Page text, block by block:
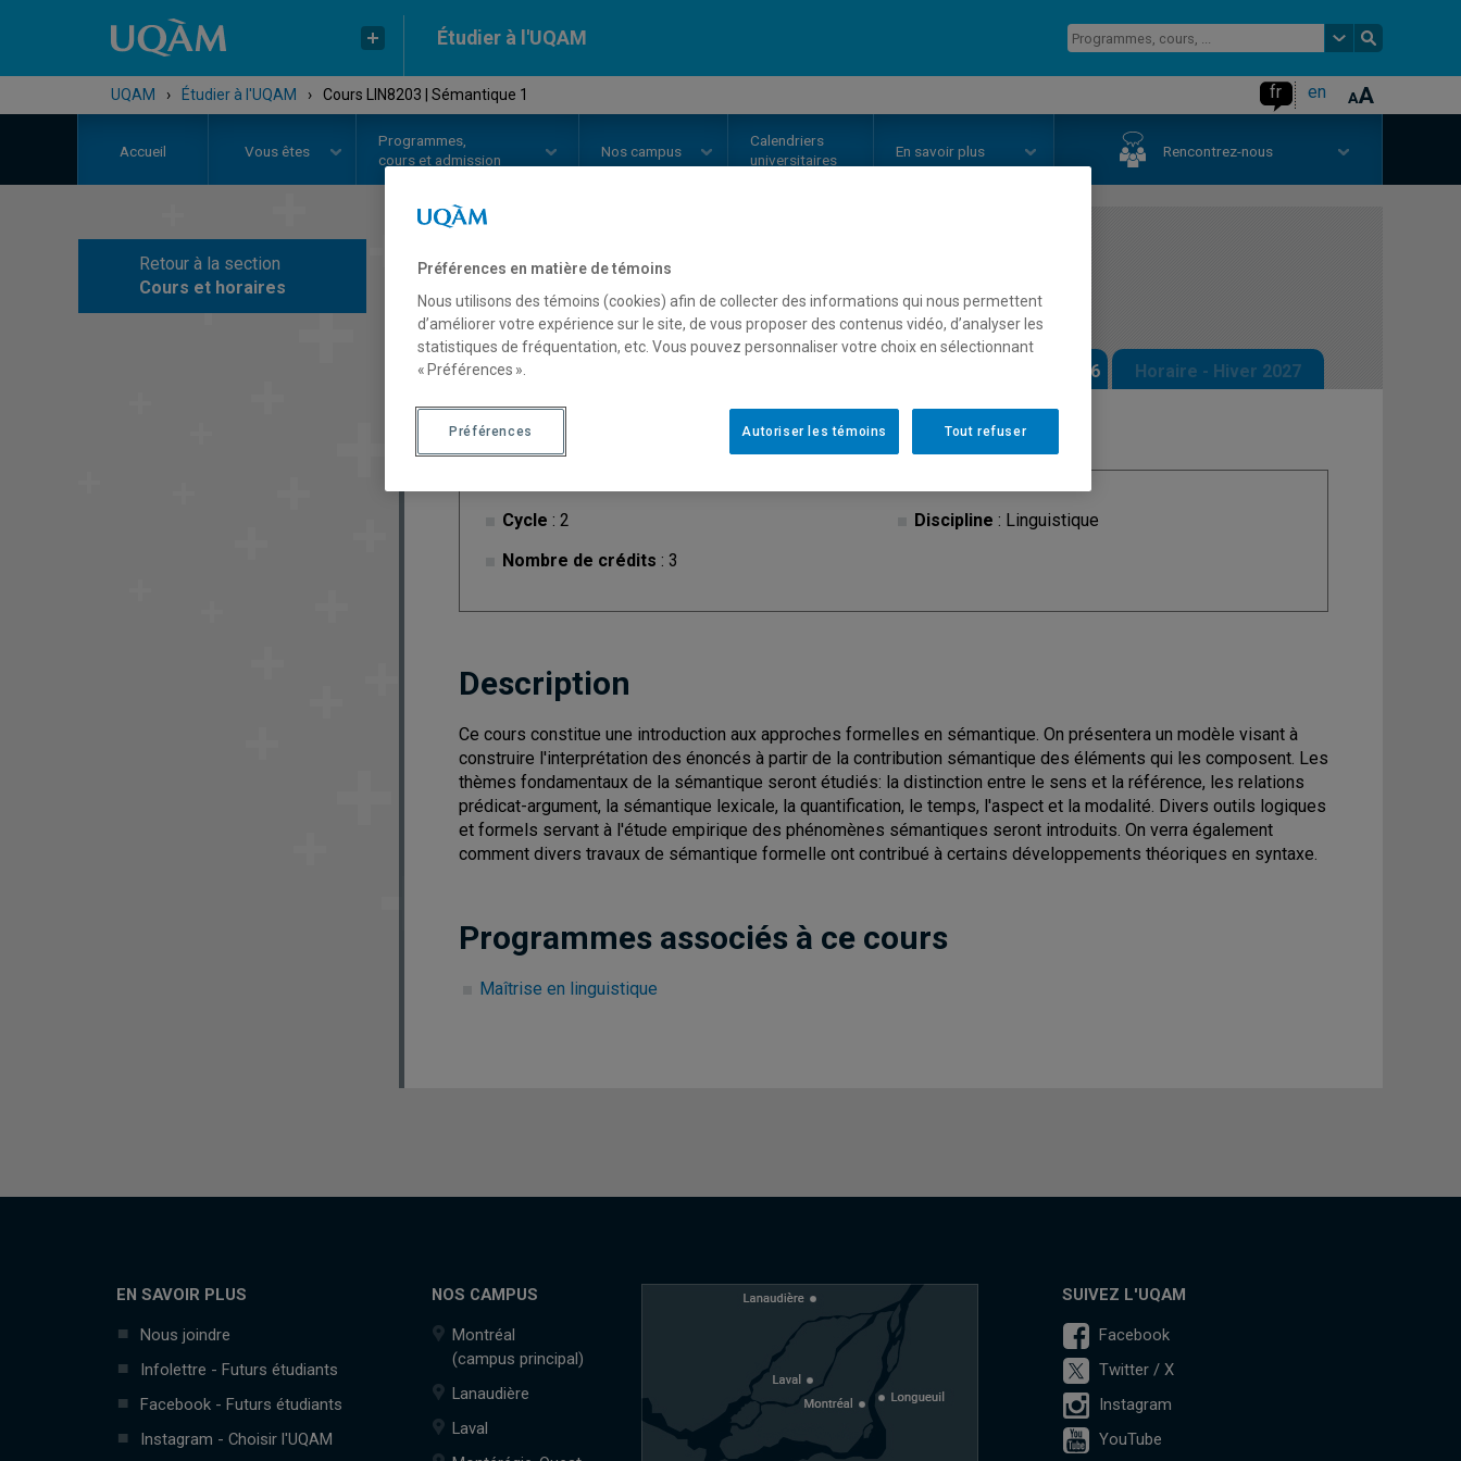
Étudier à l'UQAM
UQAM › Étudier à l'UQAM › Cours LIN8203 | Sémantique 1 fr en
Accueil Vous êtes
Programmes,
cours et admission
Nos campus
Calendriers
universitaires
En savoir plus Rencontrez-nous
Retour à la section
Cours et horaires
COURS// LIN8203 - Sémantique 1
Description Horaire - Automne 2026 Horaire - Hiver 2027
Cycle : 2
Nombre de crédits : 3
Discipline : Linguistique
Description
Ce cours constitue une introduction aux approches formelles en sémantique. On présentera un modèle visant à
construire l'interprétation des énoncés à partir de la contribution sémantique des éléments qui les composent. Les
thèmes fondamentaux de la sémantique seront étudiés: la distinction entre le sens et la référence, les relations
prédicat-argument, la sémantique lexicale, la quantification, le temps, l'aspect et la modalité. Divers outils logiques
et formels servant à l'étude empirique des phénomènes sémantiques seront introduits. On verra également
comment divers travaux de sémantique formelle ont contribué à certains développements théoriques en syntaxe.
Programmes associés à ce cours
Maîtrise en linguistique
EN SAVOIR PLUS
Nous joindre
Infolettre - Futurs étudiants
Facebook - Futurs étudiants
Instagram - Choisir l'UQAM
NOS CAMPUS
Montréal
(campus principal)
Lanaudière
Laval
SUIVEZ L'UQAM
Facebook
Twitter / X
Instagram
YouTube
Préférences en matière de témoins
Nous utilisons des témoins (cookies) afin de collecter des informations qui nous permettent
d’améliorer votre expérience sur le site, de vous proposer des contenus vidéo, d’analyser les
statistiques de fréquentation, etc. Vous pouvez personnaliser votre choix en sélectionnant
« Préférences ».
Tout refuser
Autoriser les témoins
Préférences